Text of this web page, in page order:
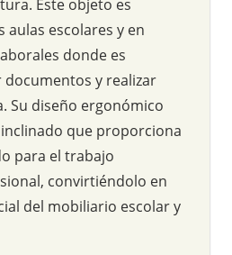
Este objeto es
aulas escolares y en
donde es
documentos y realizar
Su diseño ergonómico
que proporciona
para el trabajo
convirtiéndolo en
del mobiliario escolar y